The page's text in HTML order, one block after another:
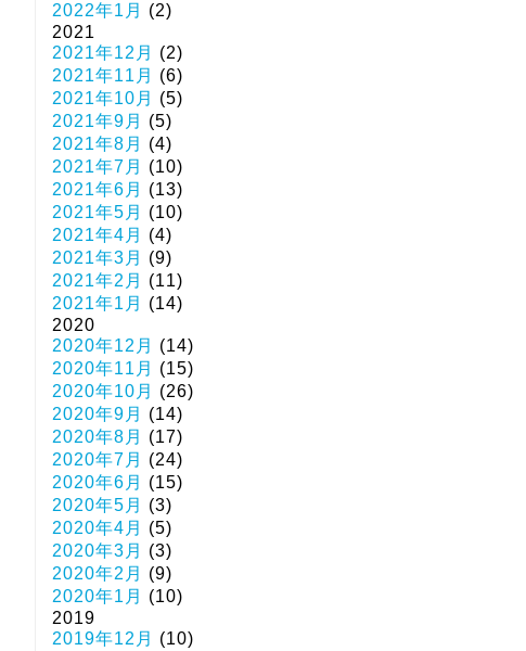
2022年1月
(2)
2021
2021年12月
(2)
2021年11月
(6)
2021年10月
(5)
2021年9月
(5)
2021年8月
(4)
2021年7月
(10)
2021年6月
(13)
2021年5月
(10)
2021年4月
(4)
2021年3月
(9)
2021年2月
(11)
2021年1月
(14)
2020
2020年12月
(14)
2020年11月
(15)
2020年10月
(26)
2020年9月
(14)
2020年8月
(17)
2020年7月
(24)
2020年6月
(15)
2020年5月
(3)
2020年4月
(5)
2020年3月
(3)
2020年2月
(9)
2020年1月
(10)
2019
2019年12月
(10)